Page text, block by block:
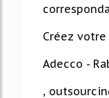
Créez
Adecco -
,